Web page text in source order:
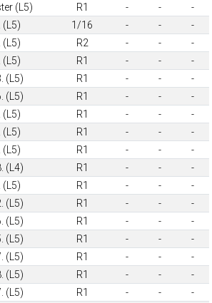
(L5) R1 - -
-
(L5) 1/16 - -
-
(L5) R2 - -
-
(L5) R1 - -
-
(L5) R1 - -
-
(L5) R1 - -
-
(L5) R1 - -
-
(L5) R1 - -
-
(L5) R1 - -
-
(L4) R1 - -
-
(L5) R1 - -
-
(L5) R1 - -
-
(L5) R1 - -
-
(L5) R1 - -
-
(L5) R1 - -
-
(L5) R1 - -
-
(L5) R1 - -
-